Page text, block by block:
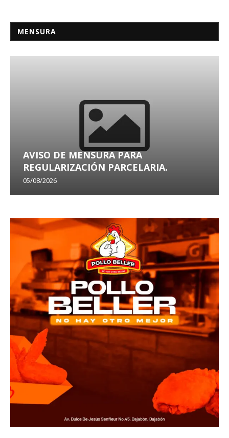
MENSURA
AVISO DE MENSURA PARA
REGULARIZACIÓN PARCELARIA.
05/08/2026